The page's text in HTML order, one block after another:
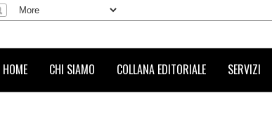
HOME CHI SIAMO COLLANA EDITORIALE SERVIZI